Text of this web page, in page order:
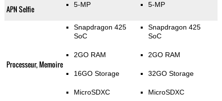
APN Selfie 5-MP 5-MP
Processeur, Memoire
Snapdragon 425
SoC
2GO RAM
16GO Storage
MicroSDXC
Snapdragon 425
SoC
2GO RAM
32GO Storage
MicroSDXC